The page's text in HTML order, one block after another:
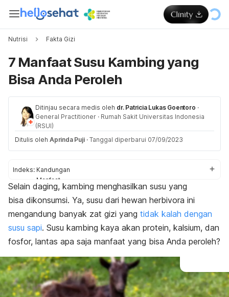
Nutrisi Fakta Gizi
7 Manfaat Susu Kambing yang
Bisa Anda Peroleh
Ditinjau secara medis oleh dr. Patricia Lukas Goentoro ·
General Practitioner · Rumah Sakit Universitas Indonesia
(RSUI)
Ditulis oleh Aprinda Puji · Tanggal diperbarui 07/09/2023
Indeks: Kandungan
Manfaat
Cara konsumsi
Selain daging, kambing menghasilkan susu yang
bisa dikonsumsi. Ya, susu dari hewan herbivora ini
mengandung banyak zat gizi yang tidak kalah dengan
susu sapi. Susu kambing kaya akan protein, kalsium, dan
fosfor, lantas apa saja manfaat yang bisa Anda peroleh?